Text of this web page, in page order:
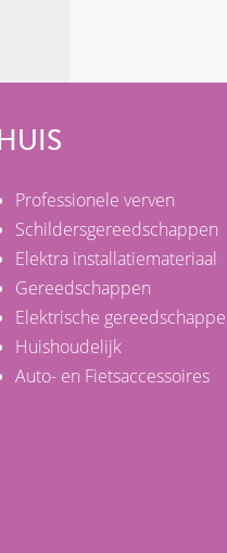
HUIS
Professionele verven
Schildersgereedschappen
Elektra installatiemateriaal
Gereedschappen
Elektrische
Huishoudelijk
Auto- en Fietsaccessoires